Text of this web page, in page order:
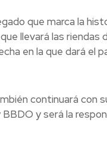
que marca la
llevará las riendas
en la que dará el
continuará con
y será la